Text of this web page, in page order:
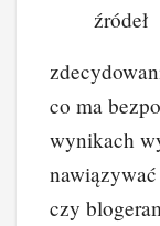
źródeł
co ma
wynikach
czy